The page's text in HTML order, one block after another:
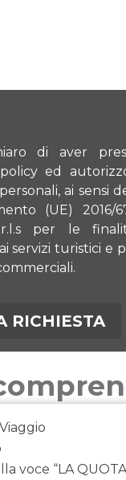
di aver
ed
ai sensi
(UE)
per le
servizi turistici e
“LA QUOTA